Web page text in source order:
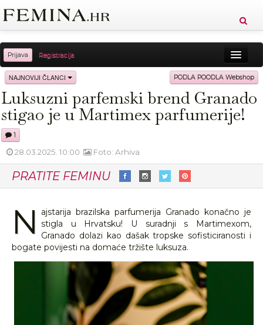
Prijava Registracija
Sreća Zdravlje Vitkost
Moda Ljubav Relax Putovanja Recepti
Knjige
NAJNOVIJI ČLANCI PODLA POODLA Webshop
Luksuzni parfemski brend Granado
stigao je u Martimex parfumerije!
1
28.03.2025. 10:00 Foto: Arhiva
PRATITE FEMINU
N ajstarija brazilska parfumerija Granado konačno je
stigla u Hrvatsku! U suradnji s Martimexom,
Granado dolazi kao dašak tropske sofisticiranosti i
bogate povijesti na domaće tržište luksuza.